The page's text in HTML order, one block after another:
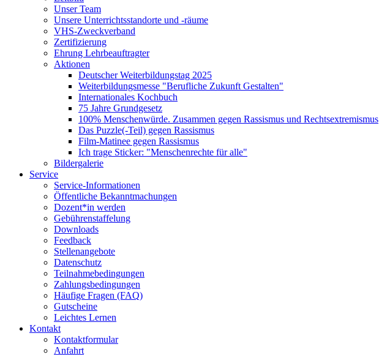
Unser Team
Unsere Unterrichtsstandorte und -räume
VHS-Zweckverband
Zertifizierung
Ehrung Lehrbeauftragter
Aktionen
Deutscher Weiterbildungstag 2025
Weiterbildungsmesse "Berufliche Zukunft Gestalten"
Internationales Kochbuch
75 Jahre Grundgesetz
100% Menschenwürde. Zusammen gegen Rassismus und Rechtsextremismus
Das Puzzle(-Teil) gegen Rassismus
Film-Matinee gegen Rassismus
Ich trage Sticker: "Menschenrechte für alle"
Bildergalerie
Service
Service-Informationen
Öffentliche Bekanntmachungen
Dozent*in werden
Gebührenstaffelung
Downloads
Feedback
Stellenangebote
Datenschutz
Teilnahmebedingungen
Zahlungsbedingungen
Häufige Fragen (FAQ)
Gutscheine
Leichtes Lernen
Kontakt
Kontaktformular
Anfahrt